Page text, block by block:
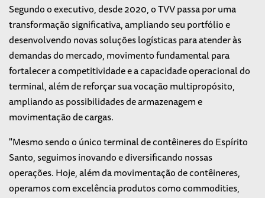
Segundo o executivo, desde 2020, o TVV passa por uma
transformação significativa, ampliando seu portfólio e
desenvolvendo novas soluções logísticas para atender às
demandas do mercado, movimento fundamental para
fortalecer a competitividade e a capacidade operacional do
terminal, além de reforçar sua vocação multipropósito,
ampliando as possibilidades de armazenagem e
movimentação de cargas.
"Mesmo sendo o único terminal de contêineres do Espírito
Santo, seguimos inovando e diversificando nossas
operações. Hoje, além da movimentação de contêineres,
operamos com excelência produtos como commodities,